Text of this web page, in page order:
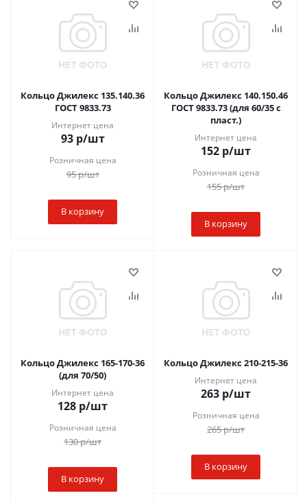
Кольцо Джилекс 135.140.36
ГОСТ 9833.73
Интернет цена
93р/шт
Розничная цена
95р/шт
В корзину
Кольцо Джилекс 140.150.46
ГОСТ 9833.73 (для 60/35 с
пласт.)
Интернет цена
152 р/шт
Розничная цена
155р/шт
В корзину
Кольцо Джилекс 165-170-36
(для 70/50)
Интернет цена
128 р/шт
Розничная цена
130р/шт
В корзину
Кольцо Джилекс 210-215-36
Интернет цена
263 р/шт
Розничная цена
265р/шт
В корзину